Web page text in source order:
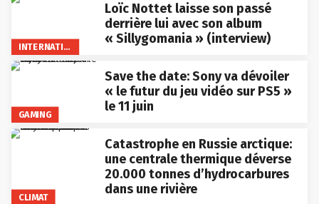
INTERNATIONAL
Loïc Nottet laisse son passé
derrière lui avec son album
« Sillygomania » (interview)
GAMING
Save the date: Sony va dévoiler
« le futur du jeu vidéo sur PS5 »
le 11 juin
CLIMAT
Catastrophe en Russie arctique:
une centrale thermique déverse
20.000 tonnes d’hydrocarbures
dans une rivière